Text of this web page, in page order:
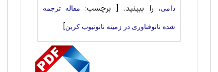
دامی، را ببینید.[ برچسب: مقاله ترجمه
شده نانوفناوری در زمینه نانوتیوب کربن]